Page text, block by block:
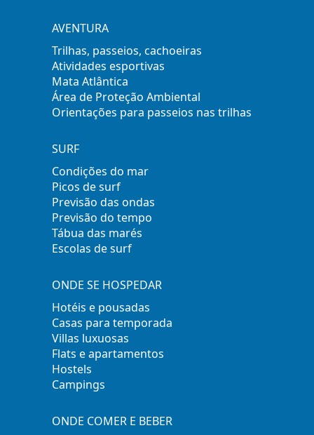
AVENTURA
Trilhas, passeios, cachoeiras
Atividades esportivas
Mata Atlântica
Área de Proteção Ambiental
Orientações para passeios nas trilhas
SURF
Condições do mar
Picos de surf
Previsão das ondas
Previsão do tempo
Tábua das marés
Escolas de surf
ONDE SE HOSPEDAR
Hotéis e pousadas
Casas para temporada
Villas luxuosas
Flats e apartamentos
Hostels
Campings
ONDE COMER E BEBER